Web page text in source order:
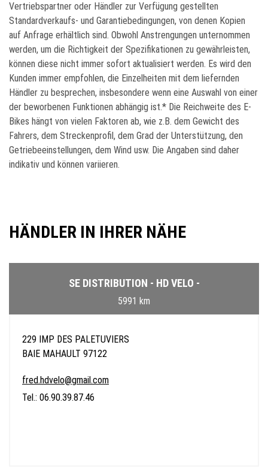
Vertriebspartner oder Händler zur Verfügung gestellten
Standardverkaufs- und Garantiebedingungen, von denen Kopien
auf Anfrage erhältlich sind. Obwohl Anstrengungen unternommen
werden, um die Richtigkeit der Spezifikationen zu gewährleisten,
können diese nicht immer sofort aktualisiert werden. Es wird den
Kunden immer empfohlen, die Einzelheiten mit dem liefernden
Händler zu besprechen, insbesondere wenn eine Auswahl von einer
der beworbenen Funktionen abhängig ist.* Die Reichweite des E-
Bikes hängt von vielen Faktoren ab, wie z.B. dem Gewicht des
Fahrers, dem Streckenprofil, dem Grad der Unterstützung, den
Getriebeeinstellungen, dem Wind usw. Die Angaben sind daher
indikativ und können variieren.
HÄNDLER IN IHRER NÄHE
SE DISTRIBUTION - HD VELO -
5991 km
229 IMP DES PALETUVIERS
BAIE MAHAULT 97122
fred.hdvelo@gmail.com
Tel.: 06.90.39.87.46